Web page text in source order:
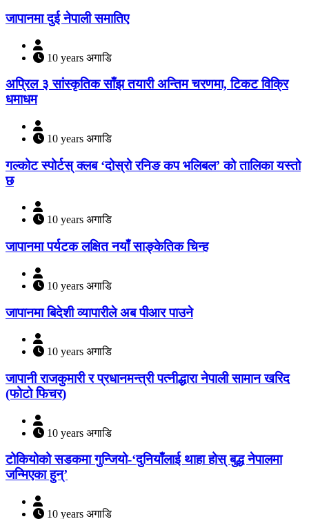
जापानमा दुई नेपाली समातिए
10 years अगाडि
अप्रिल ३ सांस्कृतिक साँझ तयारी अन्तिम चरणमा, टिकट विक्रि
धमाधम
10 years अगाडि
गल्कोट स्पोर्टस् क्लब ‘दोस्रो रनिङ कप भलिबल’ को तालिका यस्तो
छ
10 years अगाडि
जापानमा पर्यटक लक्षित नयाँ साङ्केतिक चिन्ह
10 years अगाडि
जापानमा बिदेशी व्यापारीले अब पीआर पाउने
10 years अगाडि
जापानी राजकुमारी र प्रधानमन्त्री पत्नीद्धारा नेपाली सामान खरिद
(फोटो फिचर)
10 years अगाडि
टोकियोको सडकमा गुन्जियो-‘दुनियाँलाई थाहा होस् बुद्ध नेपालमा
जन्मिएका हुन्’
10 years अगाडि